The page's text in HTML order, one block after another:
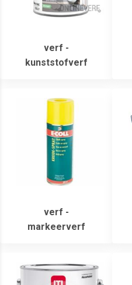
verf -
kunststofverf
verf -
markeerverf